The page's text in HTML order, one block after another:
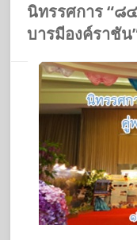
นิทรรศการ “๘
บารมีองค์ราชัน